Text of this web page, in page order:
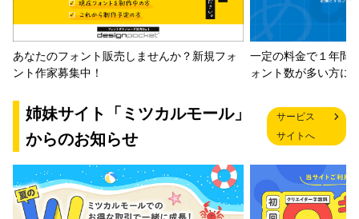
あなたのフォント販売しませんか？新規フォ
ント作家募集中！
一定の料金で１年間
ォント数が多い方に
姉妹サイト「ミツカルモール」
からのお知らせ
サービス
サイトへ